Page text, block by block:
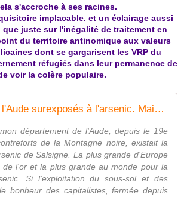
s'accroche à ses racines.
implacable. et un éclairage aussi
que juste sur l'inégalité de traitement en
du territoire antinomique aux valeurs
dont se gargarisent les VRP du
réfugiés dans leur permanence de
voir la colère populaire.
38 enfants de l'Aude surexposés à l'arsenic. Mais on s'en fiche!
département de l'Aude, depuis le 19e
de la Montagne noire, existait la
de Salsigne. La plus grande d'Europe
de l'or et la plus grande au monde pour la
Si l'exploitation du sous-sol et des
bonheur des capitalistes, fermée depuis